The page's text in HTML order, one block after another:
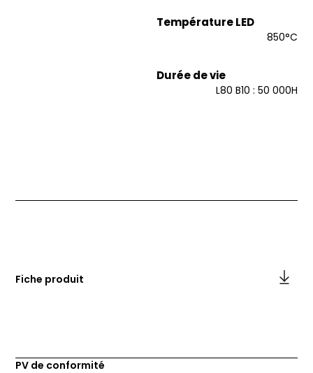
Température LED
850°C
Durée de vie
L80 B10 : 50 000H
Fiche produit
PV de conformité